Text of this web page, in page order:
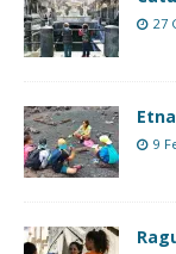
27
9